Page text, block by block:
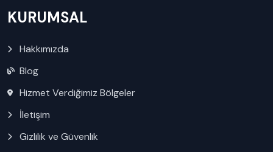
KURUMSAL
Hakkımızda
Blog
Hizmet Verdiğimiz Bölgeler
İletişim
Gizlilik ve Güvenlik